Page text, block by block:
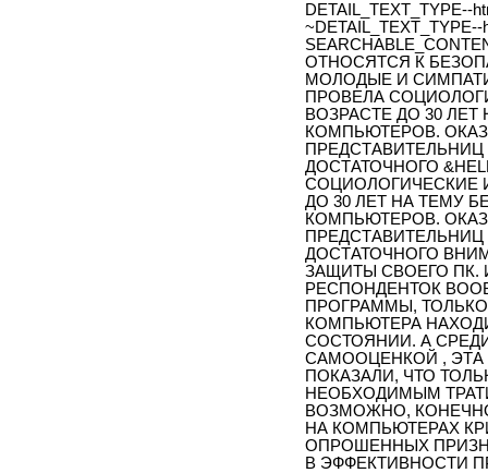
DETAIL_TEXT_TYPE--
~DETAIL_TEXT_TYPE--
ОТНОСЯТСЯ К
МОЛОДЫЕ И
ПРОВЕЛА
ВОЗРАСТЕ ДО 30
КОМПЬЮТЕРОВ.
ДОСТАТОЧНОГО
СОЦИОЛОГИЧЕСКИЕ
ДО 30 ЛЕТ НА ТЕМУ
КОМПЬЮТЕРОВ.
ДОСТАТОЧНОГО
ЗАЩИТЫ СВОЕГО ПК.
РЕСПОНДЕНТОК
ПРОГРАММЫ,
КОМПЬЮТЕРА
СОСТОЯНИИ. А
САМООЦЕНКОЙ ,
ПОКАЗАЛИ, ЧТО
НЕОБХОДИМЫМ
ВОЗМОЖНО,
НА КОМПЬЮТЕРАХ
ОПРОШЕННЫХ
В ЭФФЕКТИВНОСТИ